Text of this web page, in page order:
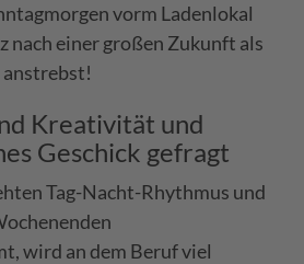
vorm Ladenlokal
nach einer großen Zukunft als
anstrebst!
Kreativität und
Geschick gefragt
Tag-Nacht-Rhythmus und
wird an dem Beruf viel